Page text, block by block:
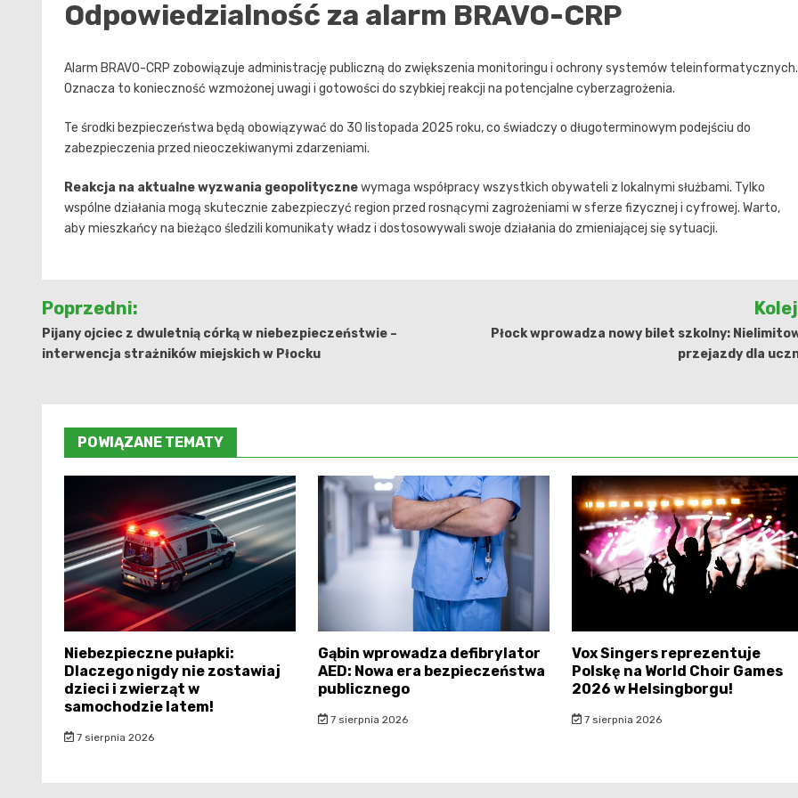
Odpowiedzialność za alarm BRAVO-CRP
Alarm BRAVO-CRP zobowiązuje administrację publiczną do zwiększenia monitoringu i ochrony systemów teleinformatycznych.
Oznacza to konieczność wzmożonej uwagi i gotowości do szybkiej reakcji na potencjalne cyberzagrożenia.
Te środki bezpieczeństwa będą obowiązywać do 30 listopada 2025 roku, co świadczy o długoterminowym podejściu do
zabezpieczenia przed nieoczekiwanymi zdarzeniami.
Reakcja na aktualne wyzwania geopolitycznewymaga współpracy wszystkich obywateli z lokalnymi służbami. Tylko
wspólne działania mogą skutecznie zabezpieczyć region przed rosnącymi zagrożeniami w sferze fizycznej i cyfrowej. Warto,
aby mieszkańcy na bieżąco śledzili komunikaty władz i dostosowywali swoje działania do zmieniającej się sytuacji.
Nawigacja
wpisu
Poprzedni:
Pijany ojciec z dwuletnią córką w niebezpieczeństwie –
interwencja strażników miejskich w Płocku
Płock wprowadza nowy bilet szkolny:
przejazdy dla
POWIĄZANE TEMATY
Niebezpieczne pułapki:
Dlaczego nigdy nie zostawiaj
dzieci i zwierząt w
samochodzie latem!
7 sierpnia 2026
Gąbin wprowadza defibrylator
AED: Nowa era bezpieczeństwa
publicznego
7 sierpnia 2026
Vox Singers reprezentuje
Polskę na World Choir Games
2026 w Helsingborgu!
7 sierpnia 2026